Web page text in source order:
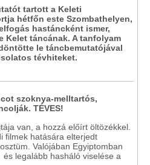
tartott a Keleti
hétfőn este Szombathelyen,
hastáncként ismer,
Kelet táncának. A tanfolyam
le táncbemutatójával
tévhiteket.
szoknya-melltartós,
TÉVES!
van, a hozzá előírt öltözékkel.
filmek hatására elterjedt
Valójában Egyiptomban
legalább hasháló viselése a